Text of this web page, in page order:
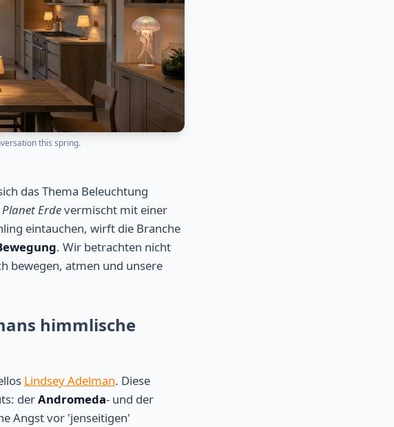
this spring.
das Thema Beleuchtung
Planet Erdevermischt mit einer
eintauchen, wirft die Branche
. Wir betrachten nicht
bewegen, atmen und unsere
himmlische
Lindsey Adelman. Diese
derAndromeda- und der
Angst vor 'jenseitigen'